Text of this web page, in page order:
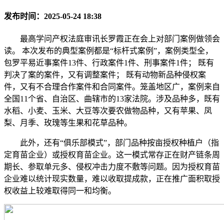
发布时间：2025-05-24 18:38
最高学问产权法庭审讯长罗霞正在会上对部门案例做领会
读。 本次发布的典型案例都是“标杆式案例”，案例类型全，
包罗平易近事案件13件、行政案件1件、刑事案件1件； 既有
判决了案的案件，又有调整案件； 既有动物新品种侵权案
件，又有不合理合作案件和合同案件。笼盖地区广，案例来自
全国11个省、自治区、曲辖市的13家法院。涉及品种多，既有
水稻、小麦、玉米、大豆等次要农做物品种，又有苹果、凤
梨、月季、玫瑰等生果和花草品种。
此外，还有“俱乐部模式”，部门品种按亩授权种植户（指
定育苗企业）或授权育苗企业。这一模式常存正在财产链条周
期长、参取单元多、侵权冲击力度不敷等问题。因为授权育苗
企业难以统计现实数量，难以收取提成款，正在推广面积取授
权收益上较难取得同一和均衡。